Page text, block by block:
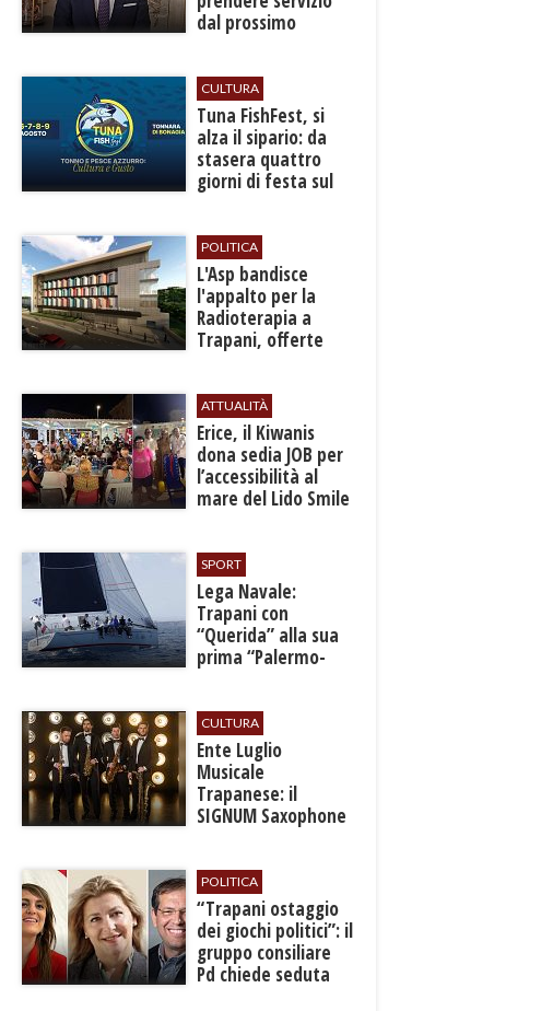
dal prossimo
CULTURA
​Tuna FishFest, si
alza il sipario: da
stasera quattro
giorni di festa sul
POLITICA
L'Asp bandisce
l'appalto per la
Radioterapia a
Trapani, offerte
ATTUALITÀ
​Erice, il Kiwanis
dona sedia JOB per
l’accessibilità al
mare del Lido Smile
SPORT
​Lega Navale:
Trapani con
“Querida” alla sua
prima “Palermo-
CULTURA
Ente Luglio
Musicale
Trapanese: il
SIGNUM Saxophone
Dream”
POLITICA
​“Trapani ostaggio
dei giochi politici”: il
gruppo consiliare
Pd chiede seduta